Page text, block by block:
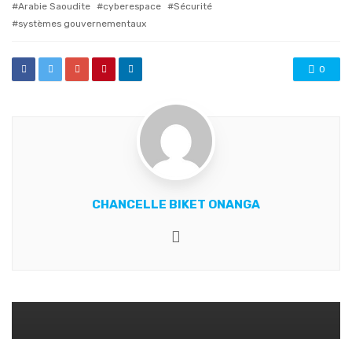
Arabie Saoudite
cyberespace
Sécurité
systèmes gouvernementaux
0
CHANCELLE BIKET ONANGA